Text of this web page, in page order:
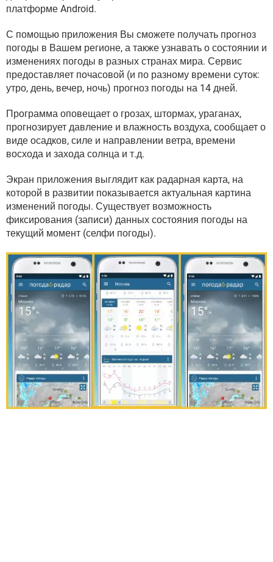
ВИДЕО
платформе Android.
С помощью приложения Вы сможете получать прогноз
погоды в Вашем регионе, а также узнавать о состоянии и
изменениях погоды в разных странах мира. Сервис
предоставляет почасовой (и по разному времени суток:
утро, день, вечер, ночь) прогноз погоды на 14 дней.
Программа оповещает о грозах, штормах, ураганах,
прогнозирует давление и влажность воздуха, сообщает о
виде осадков, силе и направлении ветра, времени
восхода и захода солнца и т.д.
Экран приложения выглядит как радарная карта, на
которой в развитии показывается актуальная картина
изменений погоды. Существует возможность
фиксирования (записи) данных состояния погоды на
текущий момент (селфи погоды).